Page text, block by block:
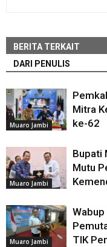
BERITA TERKAIT
DARI PENULIS
Muaro Jambi
Mitra
ke-62
Muaro Jambi
Bupati
Mutu
Muaro Jambi
TIK